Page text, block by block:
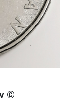
©